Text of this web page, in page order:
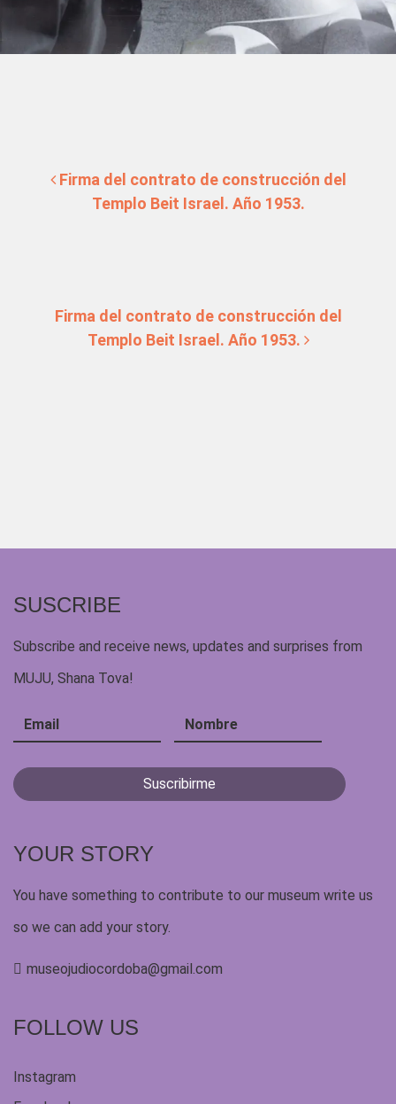
Firma del contrato de construcción del
Templo Beit Israel. Año 1953.
Firma del contrato de construcción del
Templo Beit Israel. Año 1953.
SUSCRIBE
Subscribe and receive news, updates and surprises from
MUJU, Shana Tova!
YOUR STORY
You have something to contribute to our museum write us
so we can add your story.
museojudiocordoba@gmail.com
FOLLOW US
Instagram